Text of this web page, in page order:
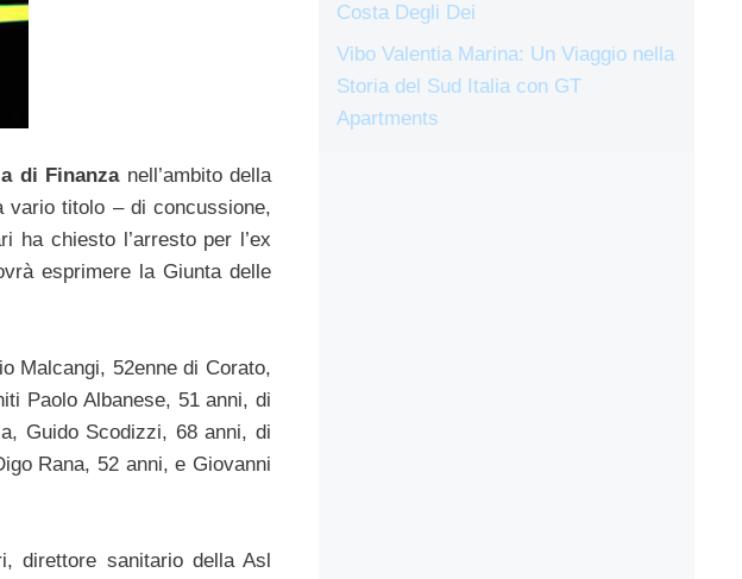
di Finanza nell’ambito della
titolo – di concussione,
ha chiesto l’arresto per l’ex
esprimere la Giunta delle
Malcangi, 52enne di Corato,
Paolo Albanese, 51 anni, di
Guido Scodizzi, 68 anni, di
Rana, 52 anni, e Giovanni
direttore sanitario della Asl
Costa Degli Dei
Vibo Valentia Marina: Un Viaggio nella
Storia del Sud Italia con GT
Apartments